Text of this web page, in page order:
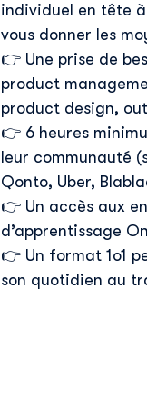
individuel en tête
vous donner les
👉 Une prise de
product
product design,
👉 6 heures
leur communauté
Qonto, Uber,
👉 Un accès aux
d’apprentissage
👉 Un format 1o1
son quotidien au